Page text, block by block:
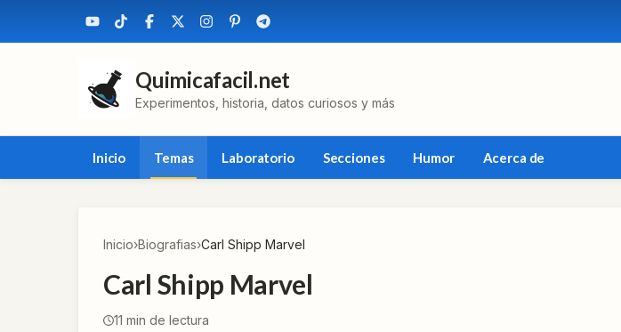
Quimicafacil.net
Experimentos, historia, datos curiosos y más
Inicio Temas Laboratorio Secciones Humor Acerca de
Inicio›Biografias›Carl Shipp Marvel
Carl Shipp Marvel
11 min de lectura